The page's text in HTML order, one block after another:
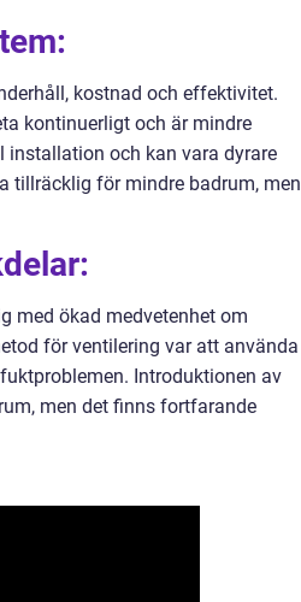
kostnad och effektivitet.
kontinuerligt och är mindre
installation och kan vara dyrare
tillräcklig för mindre badrum, men
med ökad medvetenhet om
för ventilering var att använda
Introduktionen av
men det finns fortfarande